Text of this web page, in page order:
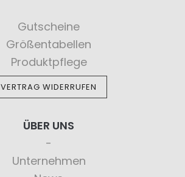
Gutscheine
Größentabellen
Produktpflege
VERTRAG WIDERRUFEN
ÜBER UNS
Unternehmen